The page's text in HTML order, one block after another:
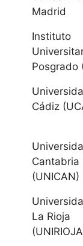
Madrid
Instituto
Posgrado
Cádiz
Cantabria
(UNICAN)
La Rioja